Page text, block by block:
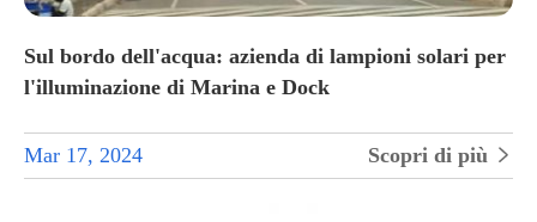
Sul bordo dell'acqua: azienda di lampioni solari per
l'illuminazione di Marina e Dock
Mar 17, 2024 Scopri di più 